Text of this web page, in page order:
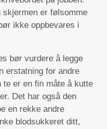
er følsomme
ikke oppbevares i
bør vurdere å legge
erstatning for andre
er en fin måte å kutte
Det har også den
en rekke andre
blodsukkeret ditt,